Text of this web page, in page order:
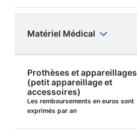
Matériel Médical
Prothèses et appareillages
(petit appareillage et
accessoires)
Les remboursements en euros sont
exprimés par an